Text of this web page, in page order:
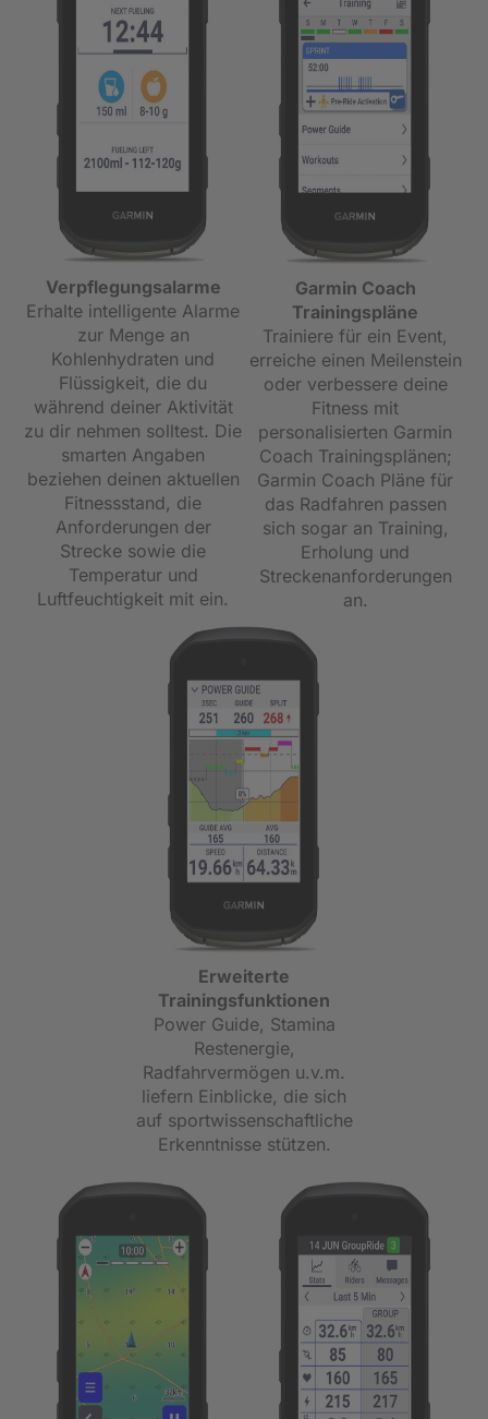
Verpflegungsalarme
Erhalte intelligente Alarme
zur Menge an
Kohlenhydraten und
Flüssigkeit, die du
während deiner Aktivität
zu dir nehmen solltest. Die
smarten Angaben
beziehen deinen aktuellen
Fitnessstand, die
Anforderungen der
Strecke sowie die
Temperatur und
Luftfeuchtigkeit mit ein.
Garmin Coach
Trainingspläne
Trainiere für ein Event,
erreiche einen Meilenstein
oder verbessere deine
Fitness mit
personalisierten Garmin
Coach Trainingsplänen;
Garmin Coach Pläne für
das Radfahren passen
sich sogar an Training,
Erholung und
Streckenanforderungen
an.
Erweiterte
Trainingsfunktionen
Power Guide, Stamina
Restenergie,
Radfahrvermögen u.v.m.
liefern Einblicke, die sich
auf sportwissenschaftliche
Erkenntnisse stützen.